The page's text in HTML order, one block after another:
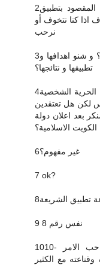
2التخوف من تطبيق الشريعة لأننا لا نعرف ما المقصود بتطبيق
اذا كنا نتخوف أو
نرحب
3نورينا و علمينا شنو اصلاحات الاخوان المسلمين؟ و شنو اهدافها و
تطبيقها و نتائجها؟
4هذا اللي قاعدين نقوله الآن الكويت تقريبا تكفل الحرية الشخصية
لكن هل تعتقدين
بعد اعلان دولة
الكويت الاسلامية؟
6غير مفهوم؟
7 ok?
تطبيق الشريعة
9 نفس رقم 8
1010- الزبدة قبل لاتسيح ..الاسلام يتحقق بين صاحب الامر
مع الكثير